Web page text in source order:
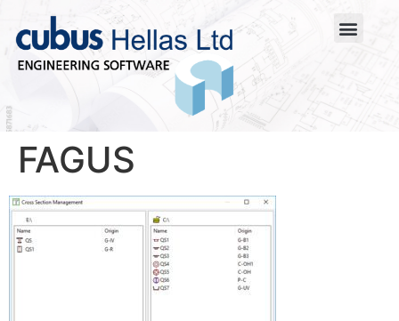
FAGUS